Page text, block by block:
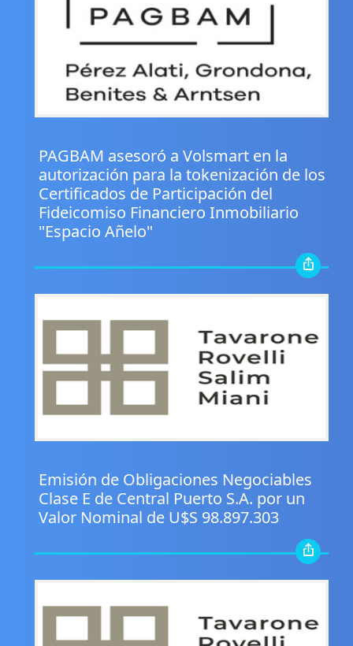
PAGBAM asesoró a Volsmart en la
autorización para la tokenización de los
Certificados de Participación del
Fideicomiso Financiero Inmobiliario
"Espacio Añelo"
Emisión de Obligaciones Negociables
Clase E de Central Puerto S.A. por un
Valor Nominal de U$S 98.897.303